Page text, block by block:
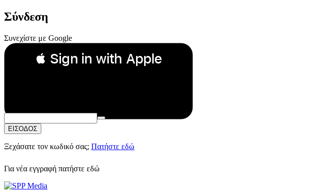
Σύνδεση
Συνεχίστε με Google
 Sign in with Apple
Συνεχίστε με Apple
ή
Email:
Κωδικός Πρόσβασης:
ΕΙΣΟΔΟΣ
Ξεχάσατε τον κωδικό σας; Πατήστε εδώ
Για νέα εγγραφή πατήστε εδώ